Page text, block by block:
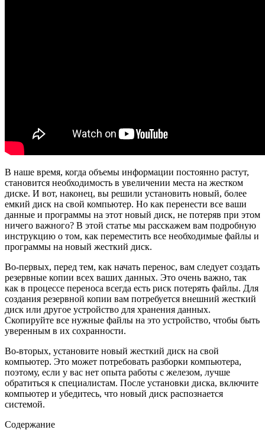
В наше время, когда объемы информации постоянно растут,
становится необходимость в увеличении места на жестком
диске. И вот, наконец, вы решили установить новый, более
емкий диск на свой компьютер. Но как перенести все ваши
данные и программы на этот новый диск, не потеряв при этом
ничего важного? В этой статье мы расскажем вам подробную
инструкцию о том, как переместить все необходимые файлы и
программы на новый жесткий диск.
Во-первых, перед тем, как начать перенос, вам следует создать
резервные копии всех ваших данных. Это очень важно, так
как в процессе переноса всегда есть риск потерять файлы. Для
создания резервной копии вам потребуется внешний жесткий
диск или другое устройство для хранения данных.
Скопируйте все нужные файлы на это устройство, чтобы быть
уверенным в их сохранности.
Во-вторых, установите новый жесткий диск на свой
компьютер. Это может потребовать разборки компьютера,
поэтому, если у вас нет опыта работы с железом, лучше
обратиться к специалистам. После установки диска, включите
компьютер и убедитесь, что новый диск распознается
системой.
Содержание